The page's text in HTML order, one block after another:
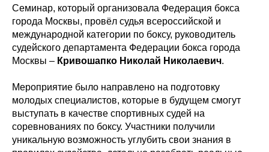
Семинар, который организовала Федерация бокса
города Москвы, провёл судья всероссийской и
международной категории по боксу, руководитель
судейского департамента Федерации бокса города
Москвы – Кривошапко Николай Николаевич.
Мероприятие было направлено на подготовку
молодых специалистов, которые в будущем смогут
выступать в качестве спортивных судей на
соревнованиях по боксу. Участники получили
уникальную возможность углубить свои знания в